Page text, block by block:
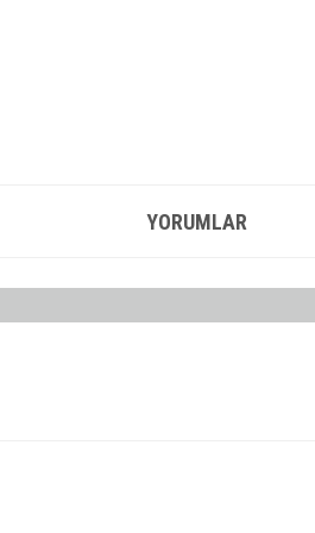
YORUMLAR